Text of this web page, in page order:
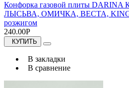
Конфорка газовой плиты DARINA
ЛЫСЬВА, ОМИЧКА, ВЕСТА, KING
розжигом
240.00Р
КУПИТЬ
В закладки
В сравнение